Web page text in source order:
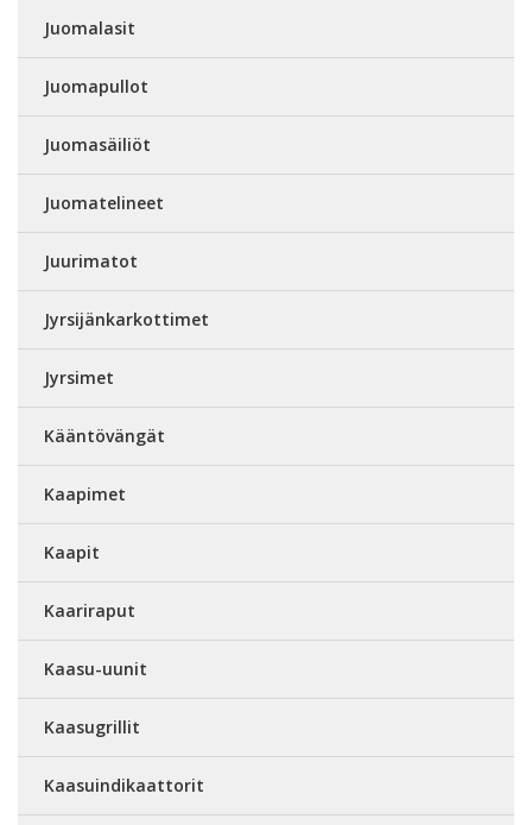
Juomalasit
Juomapullot
Juomasäiliöt
Juomatelineet
Juurimatot
Jyrsijänkarkottimet
Jyrsimet
Kääntövängät
Kaapimet
Kaapit
Kaariraput
Kaasu-uunit
Kaasugrillit
Kaasuindikaattorit